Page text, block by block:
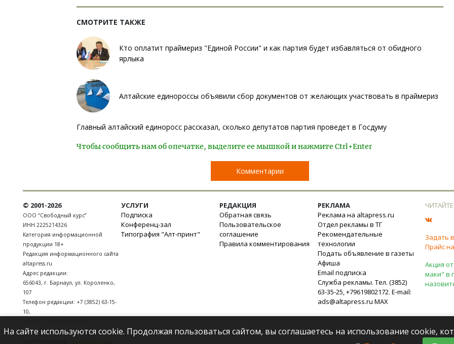
СМОТРИТЕ ТАКЖЕ
Кто оплатит праймериз "Единой России" и как партия будет избавляться от обидного
ярлыка
Алтайские единороссы объявили сбор документов от желающих участвовать в праймериз
Главный алтайский единоросс рассказал, сколько депутатов партия проведет в Госдуму
Чтобы сообщить нам об опечатке, выделите ее мышкой и нажмите Ctrl+Enter
Комментарии
© 2001-2026
ООО “Свободный курс”
ИНН 2225214326
Категория информационной
продукции 18+
Редакция информационного сайта
altapress.ru
Адрес редакции:
656043, г. Барнаул, ул. Короленко,
107
Телефон редакции: +7 (3852) 63-15-
10,
УСЛУГИ
Подписка
Конференц-зал
Типография "Алт-принт"
РЕДАКЦИЯ
Обратная связь
Пользовательское
соглашение
Правила комментирования
РЕКЛАМА
Реклама на altapress.ru
Отдел рекламы в ТГ
Рекомендательные
технологии
Подать объявление в газеты
Афиша
Email подписка
Служба рекламы. Тел. (3852)
63-35-25, +79619802172. E-mail:
ads@altapress.ru MAX
Задать
Прайс
Акция
маки" в
На сайте используются cookie. Продолжая пользоваться сайтом, вы соглашаетесь на использование cookie,